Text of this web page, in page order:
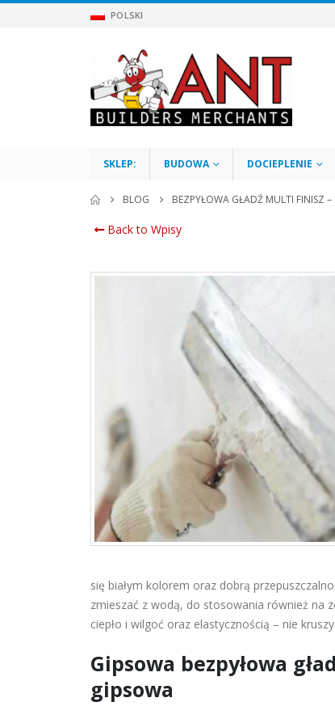
POLSKI
SKLEP: BUDOWA DOCIEPLENIE
BLOG BEZPYŁOWA GŁADŹ MULTI FINISZ
Back to Wpisy
się białym kolorem oraz dobrą
zmieszać z wodą, do stosowania również na
ciepło i wilgoć oraz elastycznością – nie
Gipsowa bezpyłowa
gipsowa